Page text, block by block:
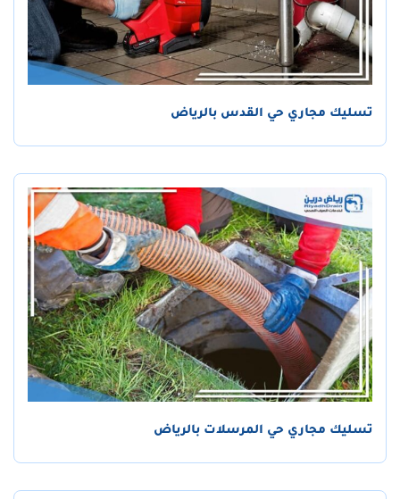
تسليك مجاري حي القدس بالرياض
تسليك مجاري حي المرسلات بالرياض